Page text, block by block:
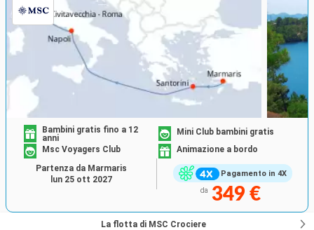
Pagamento in 4X
Bambini gratis fino a 12
anni
Mini Club bambini gratis
Msc Voyagers Club
Animazione a bordo
da 349 €
Partenza da Marmaris
lun 25 ott 2027
La flotta di MSC Crociere